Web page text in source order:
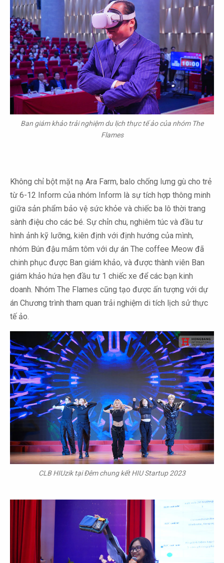
Ban giám khảo trải nghiệm du lịch thực tế ảo của nhóm The
Flames
Không chỉ bột mặt nạ Ara Farm, balo chống lưng gù cho trẻ
từ 6-12 Inform của nhóm Inform là sự tích hợp thông minh
giữa sản phẩm bảo vệ sức khỏe và chiếc ba lô thời trang
sành điệu cho các bé. Sự chỉn chu, nghiêm túc và đầu tư
hình ảnh kỹ lưỡng, kiên định với định hướng của mình,
nhóm Bún đậu mắm tôm với dự án The coffee Meow đã
chinh phục được Ban giám khảo, và được thành viên Ban
giám khảo hứa hẹn đầu tư 1 chiếc xe để các bạn kinh
doanh. Nhóm The Flames cũng tạo được ấn tượng với dự
án Chương trình tham quan trải nghiệm di tích lịch sử thực
tế ảo.
CLB HIUzik tại Đêm chung kết HIU Startup 2023